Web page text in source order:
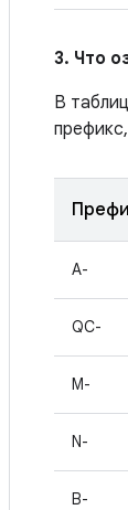
3. Что
В
A-
QC-
M-
N-
B-